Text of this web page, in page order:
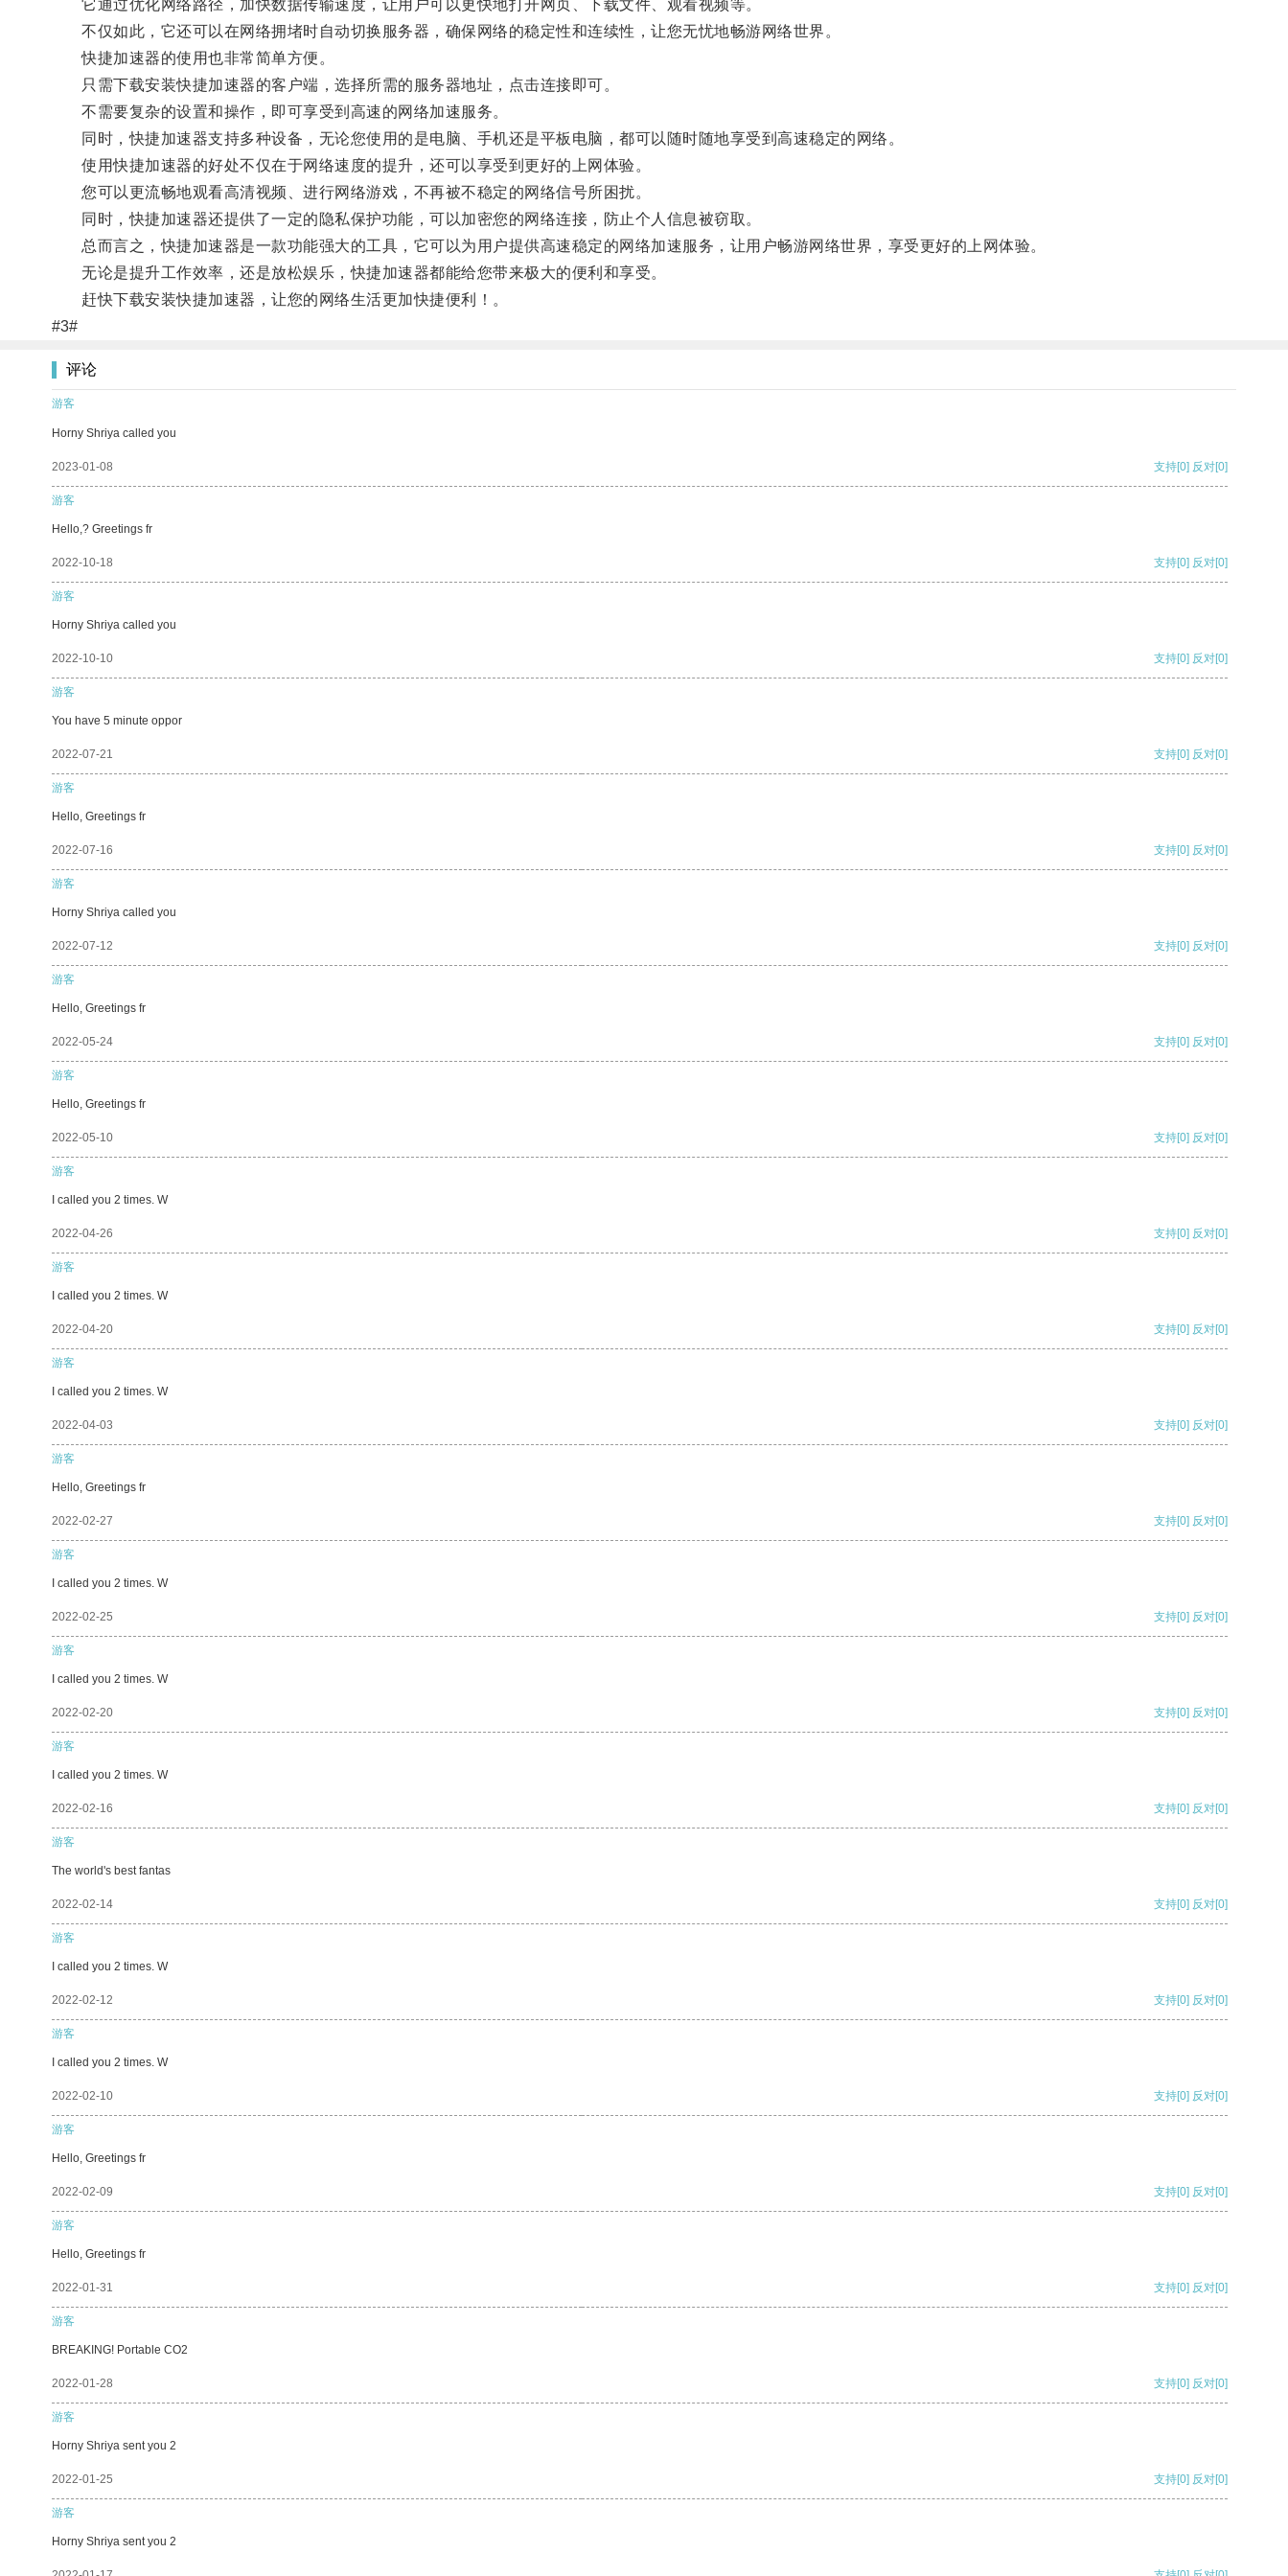
它通过优化网络路径，加快数据传输速度，让用户可以更快地打开网页、下载文件、观看视频等。
不仅如此，它还可以在网络拥堵时自动切换服务器，确保网络的稳定性和连续性，让您无忧地畅游网络世界。
快捷加速器的使用也非常简单方便。
只需下载安装快捷加速器的客户端，选择所需的服务器地址，点击连接即可。
不需要复杂的设置和操作，即可享受到高速的网络加速服务。
同时，快捷加速器支持多种设备，无论您使用的是电脑、手机还是平板电脑，都可以随时随地享受到高速稳定的网络。
使用快捷加速器的好处不仅在于网络速度的提升，还可以享受到更好的上网体验。
您可以更流畅地观看高清视频、进行网络游戏，不再被不稳定的网络信号所困扰。
同时，快捷加速器还提供了一定的隐私保护功能，可以加密您的网络连接，防止个人信息被窃取。
总而言之，快捷加速器是一款功能强大的工具，它可以为用户提供高速稳定的网络加速服务，让用户畅游网络世界，享受更好的上网体验。
无论是提升工作效率，还是放松娱乐，快捷加速器都能给您带来极大的便利和享受。
赶快下载安装快捷加速器，让您的网络生活更加快捷便利！。
#3#
评论
游客
Horny Shriya called you
2023-01-08 支持[0] 反对[0]
游客
Hello,? Greetings fr
2022-10-18 支持[0] 反对[0]
游客
Horny Shriya called you
2022-10-10 支持[0] 反对[0]
游客
You have 5 minute oppor
2022-07-21 支持[0] 反对[0]
游客
Hello, Greetings fr
2022-07-16 支持[0] 反对[0]
游客
Horny Shriya called you
2022-07-12 支持[0] 反对[0]
游客
Hello, Greetings fr
2022-05-24 支持[0] 反对[0]
游客
Hello, Greetings fr
2022-05-10 支持[0] 反对[0]
游客
I called you 2 times. W
2022-04-26 支持[0] 反对[0]
游客
I called you 2 times. W
2022-04-20 支持[0] 反对[0]
游客
I called you 2 times. W
2022-04-03 支持[0] 反对[0]
游客
Hello, Greetings fr
2022-02-27 支持[0] 反对[0]
游客
I called you 2 times. W
2022-02-25 支持[0] 反对[0]
游客
I called you 2 times. W
2022-02-20 支持[0] 反对[0]
游客
I called you 2 times. W
2022-02-16 支持[0] 反对[0]
游客
The world's best fantas
2022-02-14 支持[0] 反对[0]
游客
I called you 2 times. W
2022-02-12 支持[0] 反对[0]
游客
I called you 2 times. W
2022-02-10 支持[0] 反对[0]
游客
Hello, Greetings fr
2022-02-09 支持[0] 反对[0]
游客
Hello, Greetings fr
2022-01-31 支持[0] 反对[0]
游客
BREAKING! Portable CO2
2022-01-28 支持[0] 反对[0]
游客
Horny Shriya sent you 2
2022-01-25 支持[0] 反对[0]
游客
Horny Shriya sent you 2